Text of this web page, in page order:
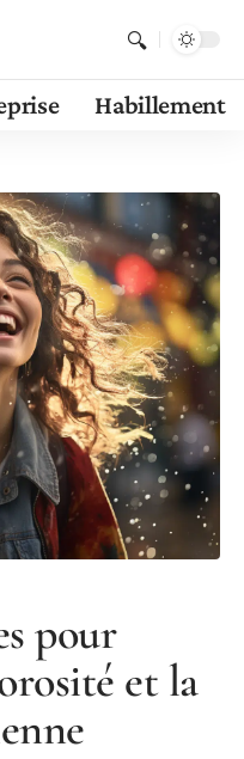
Habillement
pour
et la